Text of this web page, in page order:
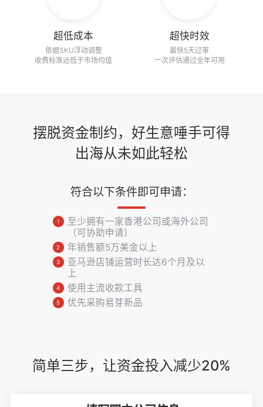
超低成本
依据SKU浮动调整
收费标准远低于市场均值
超快时效
最快5天过审
一次评估通过全年可用
摆脱资金制约，好生意唾手可得
出海从未如此轻松
符合以下条件即可申请：
1
至少拥有一家香港公司或海外公司
（可协助申请）
2 年销售额5万美金以上
3
亚马逊店铺运营时长达6个月及以
上
4 使用主流收款工具
5 优先采购易芽新品
简单三步，让资金投入减少20%